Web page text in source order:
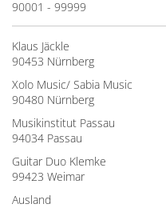
90001 - 99999
Klaus Jäckle
90453 Nürnberg
Xolo Music/ Sabia Music
90480 Nürnberg
Musikinstitut Passau
94034 Passau
Guitar Duo Klemke
99423 Weimar
Ausland